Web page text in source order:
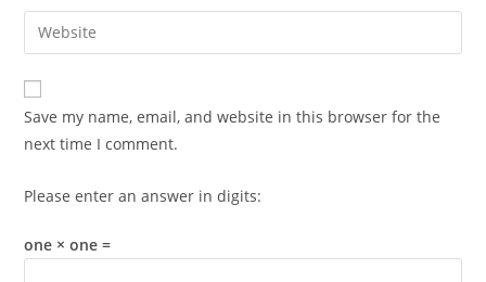
comment
email
address
comment
Enter
your
website
URL
(optional)
Save my name, email, and website in this browser for the
next time I comment.
Please enter an answer in digits:
one × one =